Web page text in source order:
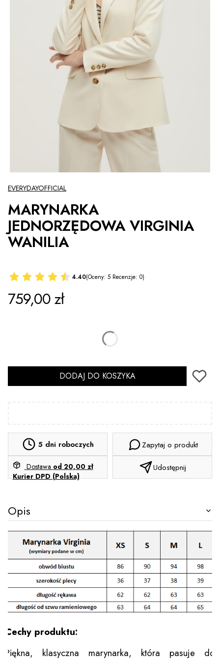
EVERYDAYOFFICIAL
MARYNARKA
JEDNORZĘDOWA VIRGINIA
WANILIA
4.40(Oceny: 5 Recenzje: 0)
Cena
759,00 zł
DODAJ DO KOSZYKA
5 dni roboczych
Dostawa od 20,00 zł
Kurier DPD (Polska)
Zapytaj o produkt
Udostępnij
Opis
Cechy produktu:
Piękna, klasyczna marynarka, która pasuje do